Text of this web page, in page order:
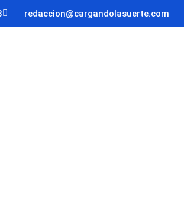
redaccion@cargandolasuerte.com